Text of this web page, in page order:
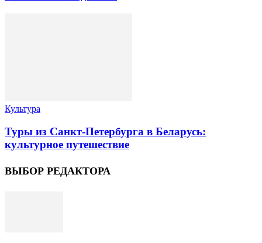
Культура
Туры из Санкт-Петербурга в Беларусь:
культурное путешествие
ВЫБОР РЕДАКТОРА